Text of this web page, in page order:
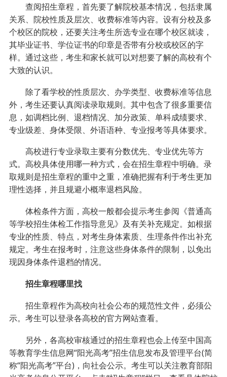
查阅招生章程，首先要了解院校基本情况，包括隶属
关系、院校性质及层次、收费标准等内容。设有分校及多
个校区的院校，还要关注考生所选专业在哪个校区就读，
其毕业证书、学位证书的印章是否带有分校或校区的字
样。通过这些，考生和家长就可以对想要了解的高校有个
大致的认识。
除了看学校的性质层次、办学类型、收费标准等信息
外，考生还要认真阅读录取规则。其中包含了很多重要信
息，如调档比例、退档情况、加分政策、单科成绩要求、
专业级差、身体受限、外语语种、专业报考等具体要求。
高校进行专业录取主要有分数优先、专业优先等方
式。高校具体使用哪一种方式，会在招生章程中明确。录
取规则是招生章程的重中之重，准确把握有利于考生更加
理性选择，并且规避小概率退档风险。
体检条件方面，高校一般都会提示考生参阅《普通高
等学校招生体检工作指导意见》及有关补充规定。如根据
专业的性质、特点，对考生身体素质、生理条件作出补充
规定。考生在报考时，注意这些身体条件的限制，以免出
现因身体条件退档的情况。
招生章程哪里找
招生章程作为高校向社会公布的规范性文件，必须公
示。考生可以登录各高校的官方网站查看。
另外，各高校审核通过的招生章程也会上传至中国高
等教育学生信息网“阳光高考”招生信息发布及管理平台(简
称“阳光高考”平台)，向社会公示。考生可以关注教育部阳